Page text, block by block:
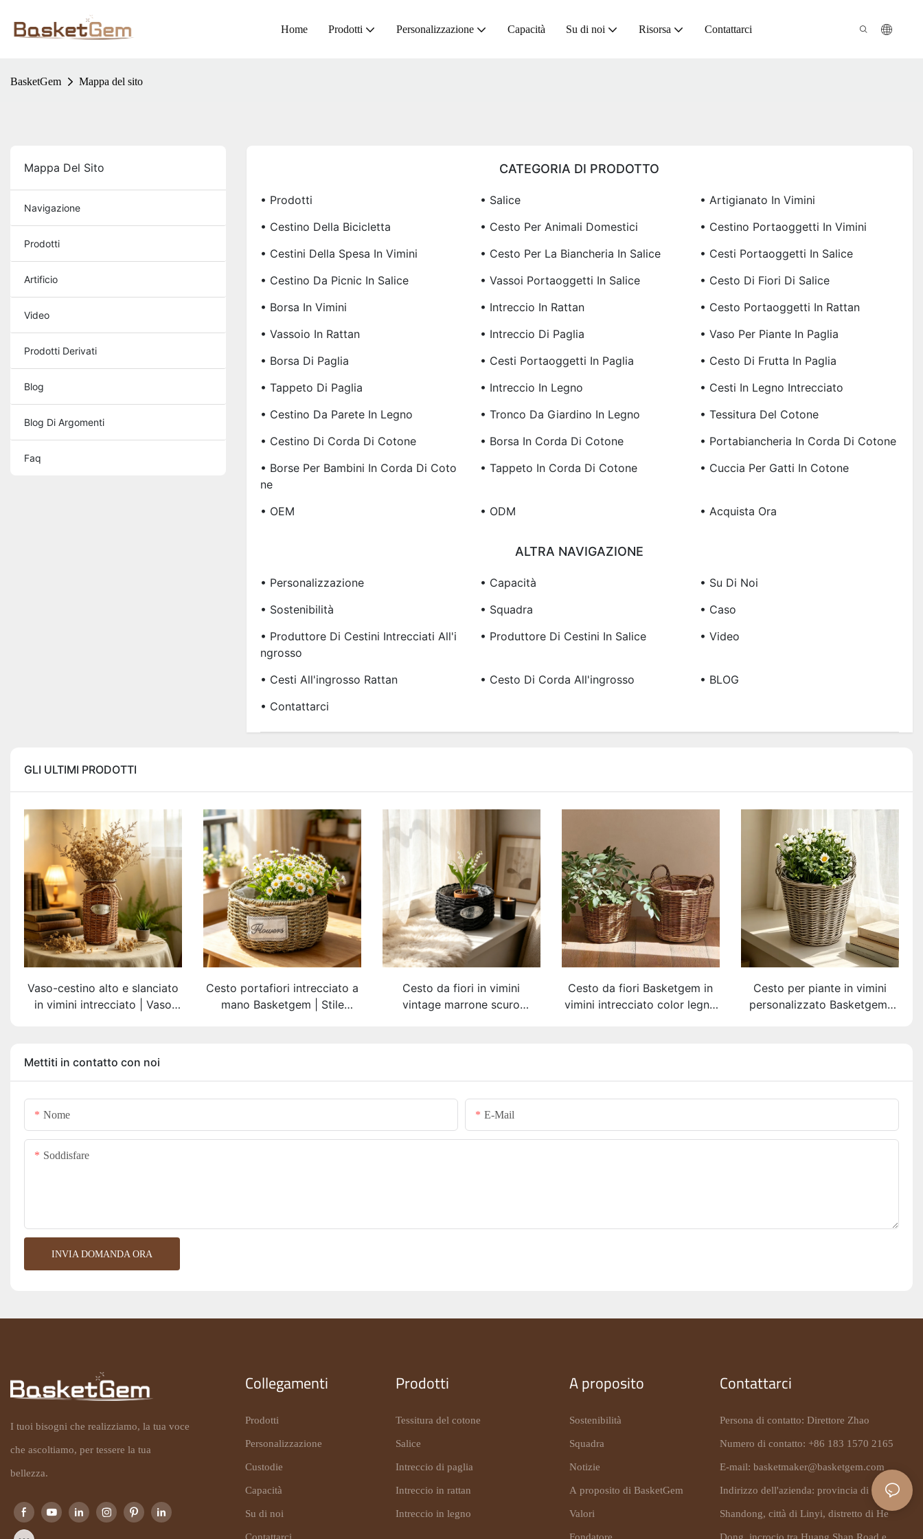
Home Prodotti Personalizzazione Capacità Su di noi Risorsa Contattarci
BasketGem Mappa del sito
Mappa Del Sito
Navigazione
Prodotti
Artificio
Video
Prodotti Derivati
Blog
Blog Di Argomenti
Faq
CATEGORIA DI PRODOTTO
• Prodotti • Salice
• Artigianato In Vimini
• Cestino Della Bicicletta
• Cesto Per Animali Domestici
• Cestino Portaoggetti In Vimini
• Cestini Della Spesa In Vimini
• Cesto Per La Biancheria In Salice
• Cesti Portaoggetti In Salice
• Cestino Da Picnic In Salice
• Vassoi Portaoggetti In Salice
• Cesto Di Fiori Di Salice
• Borsa In Vimini
• Intreccio In Rattan
• Cesto Portaoggetti In Rattan
• Vassoio In Rattan
• Intreccio Di Paglia
• Vaso Per Piante In Paglia
• Borsa Di Paglia
• Cesti Portaoggetti In Paglia
• Cesto Di Frutta In Paglia
• Tappeto Di Paglia
• Intreccio In Legno
• Cesti In Legno Intrecciato
• Cestino Da Parete In Legno
• Tronco Da Giardino In Legno
• Tessitura Del Cotone
• Cestino Di Corda Di Cotone
• Borsa In Corda Di Cotone
• Portabiancheria In Corda Di Cotone
• Borse Per Bambini In Corda Di Coto
Ne
• Tappeto In Corda Di Cotone • Cuccia Per Gatti In Cotone
• OEM • ODM • Acquista Ora
ALTRA NAVIGAZIONE
• Personalizzazione • Capacità
• Su Di Noi
• Sostenibilità
• Squadra
• Caso
• Produttore Di Cestini Intrecciati All'i
Ngrosso
• Produttore Di Cestini In Salice • Video
• Cesti All'ingrosso Rattan • Cesto Di Corda All'ingrosso
• BLOG
• Contattarci
GLI ULTIMI PRODOTTI
Vaso-cestino alto e slanciato
in vimini intrecciato | Vaso
disponibile)
Cesto portafiori intrecciato a
mano Basketgem | Stile
Cesto da fiori in vimini
vintage marrone scuro
Cesto da fiori Basketgem in
vimini intrecciato color legno
Cesto per piante in vimini
personalizzato Basketgem,
Mettiti in contatto con noi
Nome E-Mail
Soddisfare
INVIA DOMANDA ORA
I tuoi bisogni che realizziamo, la tua voce
che ascoltiamo, per tessere la tua
bellezza.
Collegamenti
Prodotti
Personalizzazione
Custodie
Capacità
Su di noi
Prodotti
Tessitura del cotone
Salice
Intreccio di paglia
Intreccio in rattan
Intreccio in legno
A proposito
Sostenibilità
Squadra
Notizie
A proposito di BasketGem
Valori
Contattarci
Persona di contatto: Direttore Zhao
Numero di contatto: +86 183 1570 2165
E-mail: basketmaker@basketgem.com
Indirizzo dell'azienda: provincia di
Shandong, città di Linyi, distretto di He